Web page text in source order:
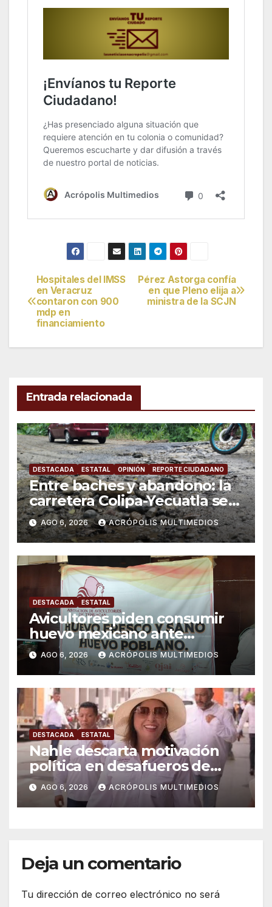
Navegación
de
Pérez Astorga confía
en que Pleno elija a
ministra de la SCJN
Hospitales del IMSS
en Veracruz
contaron con 900
mdp en
financiamiento
Entrada relacionada
DESTACADA ESTATAL OPINIÓN REPORTE CIUDADANO
Entre baches y abandono: la
carretera Colipa-Yecuatla se
convierte en un riesgo diario
AGO 6, 2026 ACRÓPOLIS MULTIMEDIOS
DESTACADA ESTATAL
Avicultores piden consumir
huevo mexicano ante
importaciones
AGO 6, 2026 ACRÓPOLIS MULTIMEDIOS
DESTACADA ESTATAL
Nahle descarta motivación
política en desafueros de
alcaldes
AGO 6, 2026 ACRÓPOLIS MULTIMEDIOS
Deja un comentario
Tu dirección de correo electrónico no será